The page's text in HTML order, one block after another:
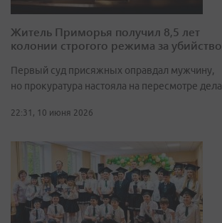
Житель Приморья получил 8,5 лет
колонии строгого режима за убийство
Первый суд присяжных оправдал мужчину,
но прокуратура настояла на пересмотре дела
22:31, 10 июня 2026